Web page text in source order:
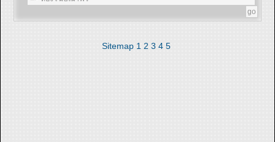
Sitemap 1 2 3 4 5